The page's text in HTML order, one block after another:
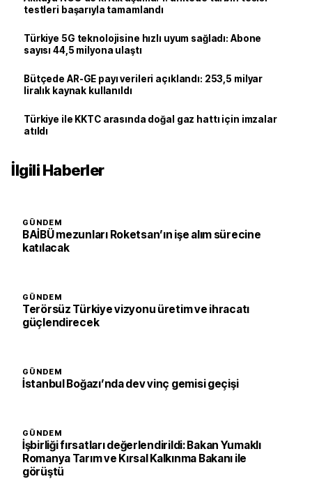
testleri başarıyla tamamlandı
Türkiye 5G teknolojisine hızlı uyum sağladı: Abone
sayısı 44,5 milyona ulaştı
Bütçede AR-GE payı verileri açıklandı: 253,5 milyar
liralık kaynak kullanıldı
Türkiye ile KKTC arasında doğal gaz hattı için imzalar
atıldı
İlgili Haberler
GÜNDEM
BAİBÜ mezunları Roketsan’ın işe alım sürecine
katılacak
GÜNDEM
Terörsüz Türkiye vizyonu üretim ve ihracatı
güçlendirecek
GÜNDEM
İstanbul Boğazı’nda dev vinç gemisi geçişi
GÜNDEM
İşbirliği fırsatları değerlendirildi: Bakan Yumaklı
Romanya Tarım ve Kırsal Kalkınma Bakanı ile
görüştü